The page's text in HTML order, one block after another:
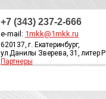
+7 (343) 237-2-666
e-mail: 1mkk@1mkk.ru
620137, г. Екатеринбург,
ул.Данилы Зверева, 31, литер Р
Партнеры